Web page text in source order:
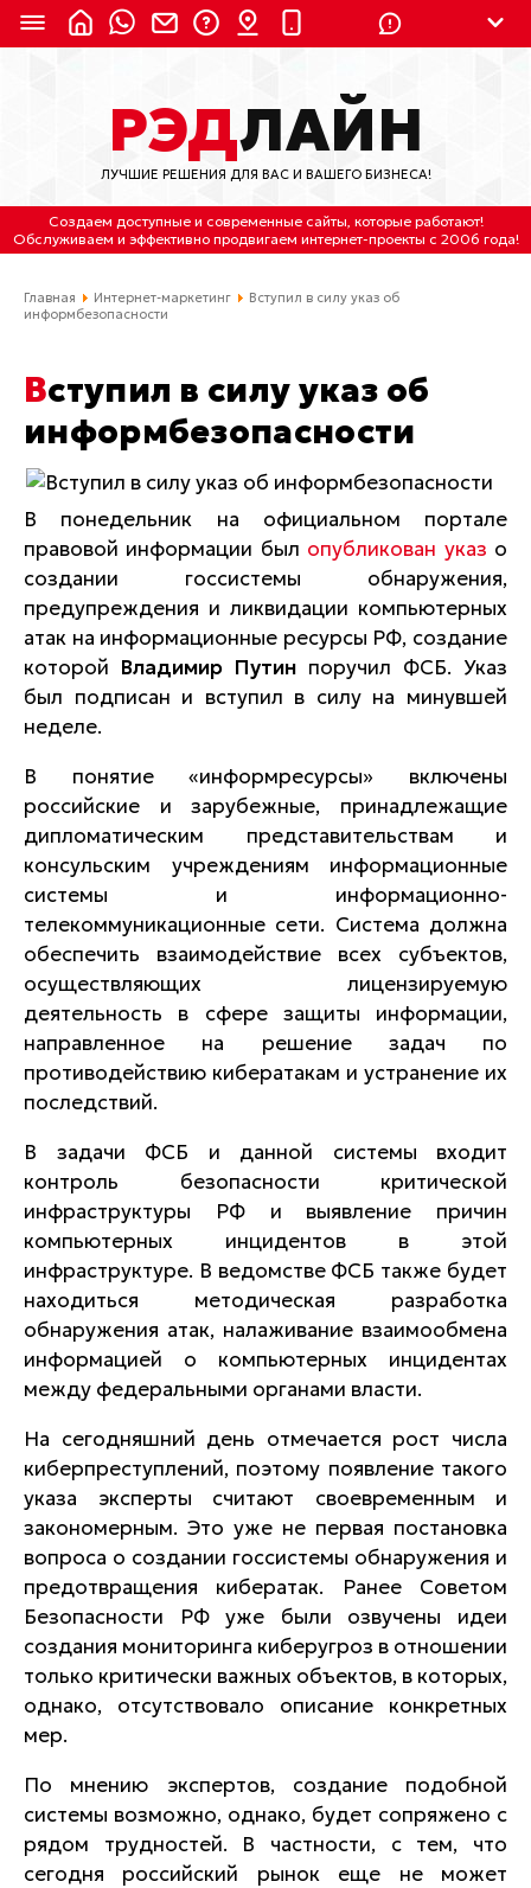
8 (800) 550-9899 (с 2:30 до 11:30 по
Мск)
Бесплатно по России
(4212) 658-653
(4212) 637-673
Отдельный вход \ Левый торец здания
Пн-пт. с 9:30 до 18:30 (по Хбк)
info@lred.ru
Все контакты
РЭДЛАЙН
ЛУЧШИЕ РЕШЕНИЯ ДЛЯ ВАС И ВАШЕГО БИЗНЕСА!
Создаем доступные и современные сайты, которые работают!
Обслуживаем и эффективно продвигаем интернет-проекты с 2006 года!
Главная Интернет-маркетинг
Вступил в силу указ об
информбезопасности
Вступил в силу указ об
информбезопасности
В понедельник на официальном портале
правовой информации был опубликован указ о
создании госсистемы обнаружения,
предупреждения и ликвидации компьютерных
атак на информационные ресурсы РФ, создание
которой Владимир Путин поручил ФСБ. Указ
был подписан и вступил в силу на минувшей
неделе.
В понятие «информресурсы» включены
российские и зарубежные, принадлежащие
дипломатическим представительствам и
консульским учреждениям информационные
системы и информационно-
телекоммуникационные сети. Система должна
обеспечить взаимодействие всех субъектов,
осуществляющих лицензируемую
деятельность в сфере защиты информации,
направленное на решение задач по
противодействию кибератакам и устранение их
последствий.
В задачи ФСБ и данной системы входит
контроль безопасности критической
инфраструктуры РФ и выявление причин
компьютерных инцидентов в этой
инфраструктуре. В ведомстве ФСБ также будет
находиться методическая разработка
обнаружения атак, налаживание взаимообмена
информацией о компьютерных инцидентах
между федеральными органами власти.
На сегодняшний день отмечается рост числа
киберпреступлений, поэтому появление такого
указа эксперты считают своевременным и
закономерным. Это уже не первая постановка
вопроса о создании госсистемы обнаружения и
предотвращения кибератак. Ранее Советом
Безопасности РФ уже были озвучены идеи
создания мониторинга киберугроз в отношении
только критически важных объектов, в которых,
однако, отсутствовало описание конкретных
мер.
По мнению экспертов, создание подобной
системы возможно, однако, будет сопряжено с
рядом трудностей. В частности, с тем, что
сегодня российский рынок еще не может